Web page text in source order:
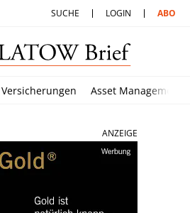
SUCHE LOGIN ABO
Versicherungen Asset Management
ANZEIGE